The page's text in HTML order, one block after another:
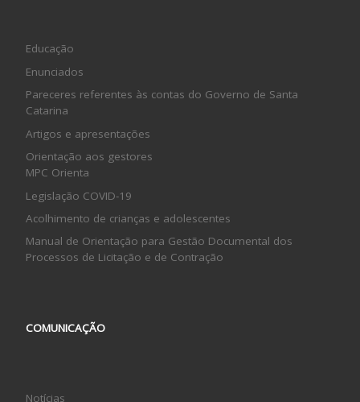
Educação
Enunciados
Pareceres referentes às contas do Governo de Santa
Catarina
Artigos e apresentações
Orientação aos gestores
MPC Orienta
Legislação COVID-19
Acolhimento de crianças e adolescentes
Manual de Orientação para Gestão Documental dos
Processos de Licitação e de Contração
COMUNICAÇÃO
Notícias